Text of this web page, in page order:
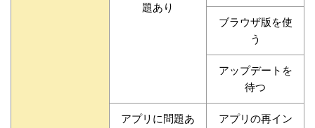
題あり
ブラウザ版を使
う
アップデートを
待つ
アプリに問題あ
アプリの再イン